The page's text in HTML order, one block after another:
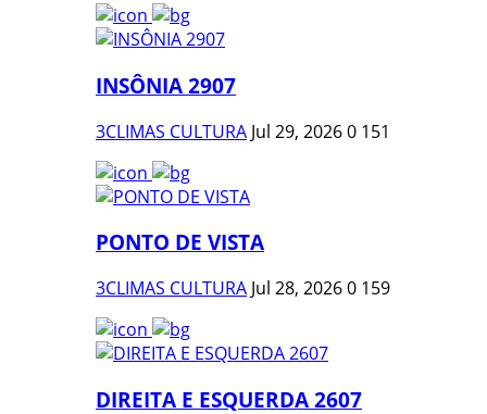
INSÔNIA 2907
3CLIMAS CULTURA Jul 29, 20260 151
PONTO DE VISTA
3CLIMAS CULTURA Jul 28, 20260 159
DIREITA E ESQUERDA 2607